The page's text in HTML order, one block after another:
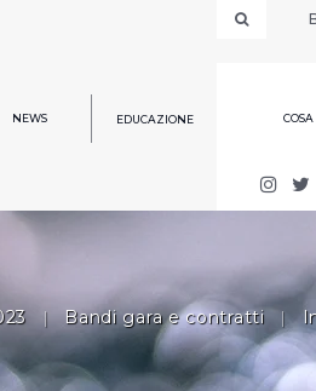
NEWS EDUCAZIONE
| Bandi gara e contratti |